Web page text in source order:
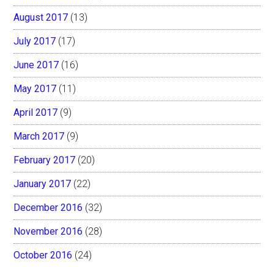
August 2017 (13)
July 2017 (17)
June 2017 (16)
May 2017 (11)
April 2017 (9)
March 2017 (9)
February 2017 (20)
January 2017 (22)
December 2016 (32)
November 2016 (28)
October 2016 (24)